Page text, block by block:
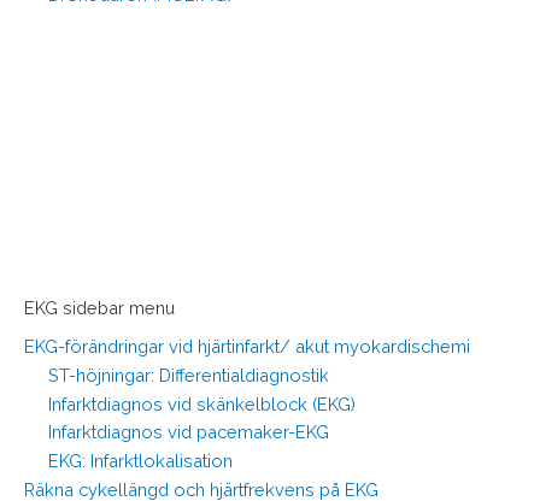
EKG sidebar menu
EKG-förändringar vid hjärtinfarkt/ akut myokardischemi
ST-höjningar: Differentialdiagnostik
Infarktdiagnos vid skänkelblock (EKG)
Infarktdiagnos vid pacemaker-EKG
EKG: Infarktlokalisation
Räkna cykellängd och hjärtfrekvens på EKG